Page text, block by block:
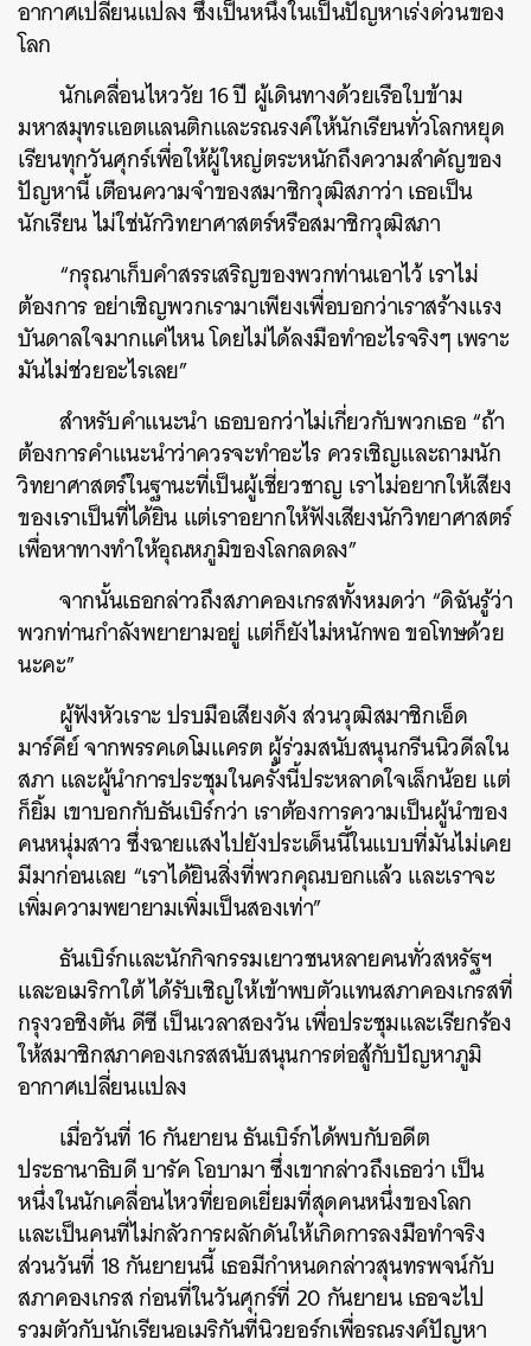
อากาศเปลี่ยนแปลง ซึ่งเป็นหนึ่งในเป็นปัญหาเร่งด่วนของ
โลก
นักเคลื่อนไหววัย 16 ปี ผู้เดินทางด้วยเรือใบข้าม
มหาสมุทรแอตแลนติกและรณรงค์ให้นักเรียนทั่วโลกหยุด
เรียนทุกวันศุกร์เพื่อให้ผู้ใหญ่ตระหนักถึงความสำคัญของ
ปัญหานี้ เตือนความจำของสมาชิกวุฒิสภาว่า เธอเป็น
นักเรียน ไม่ใช่นักวิทยาศาสตร์หรือสมาชิกวุฒิสภา
“กรุณาเก็บคำสรรเสริญของพวกท่านเอาไว้ เราไม่
ต้องการ อย่าเชิญพวกเรามาเพียงเพื่อบอกว่าเราสร้างแรง
บันดาลใจมากแค่ไหน โดยไม่ได้ลงมือทำอะไรจริงๆ เพราะ
มันไม่ช่วยอะไรเลย”
สำหรับคำแนะนำ เธอบอกว่าไม่เกี่ยวกับพวกเธอ “ถ้า
ต้องการคำแนะนำว่าควรจะทำอะไร ควรเชิญและถามนัก
วิทยาศาสตร์ในฐานะที่เป็นผู้เชี่ยวชาญ เราไม่อยากให้เสียง
ของเราเป็นที่ได้ยิน แต่เราอยากให้ฟังเสียงนักวิทยาศาสตร์
เพื่อหาทางทำให้อุณหภูมิของโลกลดลง”
จากนั้นเธอกล่าวถึงสภาคองเกรสทั้งหมดว่า “ดิฉันรู้ว่า
พวกท่านกำลังพยายามอยู่ แต่ก็ยังไม่หนักพอ ขอโทษด้วย
นะคะ”
ผู้ฟังหัวเราะ ปรบมือเสียงดัง ส่วนวุฒิสมาชิกเอ็ด
มาร์คีย์ จากพรรคเดโมแครต ผู้ร่วมสนับสนุนกรีนนิวดีลใน
สภา และผู้นำการประชุมในครั้งนี้ประหลาดใจเล็กน้อย แต่
ก็ยิ้ม เขาบอกกับธันเบิร์กว่า เราต้องการความเป็นผู้นำของ
คนหนุ่มสาว ซึ่งฉายแสงไปยังประเด็นนี้ในแบบที่มันไม่เคย
มีมาก่อนเลย “เราได้ยินสิ่งที่พวกคุณบอกแล้ว และเราจะ
เพิ่มความพยายามเพิ่มเป็นสองเท่า”
ธันเบิร์กและนักกิจกรรมเยาวชนหลายคนทั่วสหรัฐฯ
และอเมริกาใต้ ได้รับเชิญให้เข้าพบตัวแทนสภาคองเกรสที่
กรุงวอชิงตัน ดีซี เป็นเวลาสองวัน เพื่อประชุมและเรียกร้อง
ให้สมาชิกสภาคองเกรสสนับสนุนการต่อสู้กับปัญหาภูมิ
อากาศเปลี่ยนแปลง
เมื่อวันที่ 16 กันยายน ธันเบิร์กได้พบกับอดีต
ประธานาธิบดี บารัค โอบามา ซึ่งเขากล่าวถึงเธอว่า เป็น
หนึ่งในนักเคลื่อนไหวที่ยอดเยี่ยมที่สุดคนหนึ่งของโลก
และเป็นคนที่ไม่กลัวการผลักดันให้เกิดการลงมือทำจริง
ส่วนวันที่ 18 กันยายนนี้ เธอมีกำหนดกล่าวสุนทรพจน์กับ
สภาคองเกรส ก่อนที่ในวันศุกร์ที่ 20 กันยายน เธอจะไป
รวมตัวกับนักเรียนอเมริกันที่นิวยอร์กเพื่อรณรงค์ปัญหา
ค้นหา
SHARE TWEET LINE EMAIL